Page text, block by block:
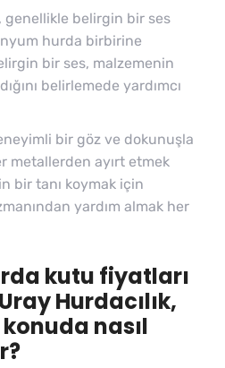
genellikle belirgin bir ses
hurda birbirine
bir ses, malzemenin
belirlemede yardımcı
bir göz ve dokunuşla
metallerden ayırt etmek
bir tanı koymak için
yardım almak her
kutu fiyatları
Hurdacılık,
nasıl